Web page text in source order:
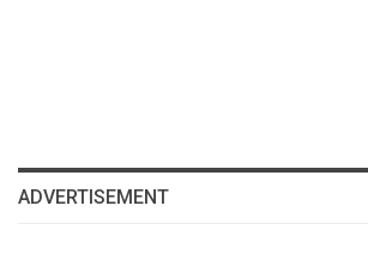
ADVERTISEMENT